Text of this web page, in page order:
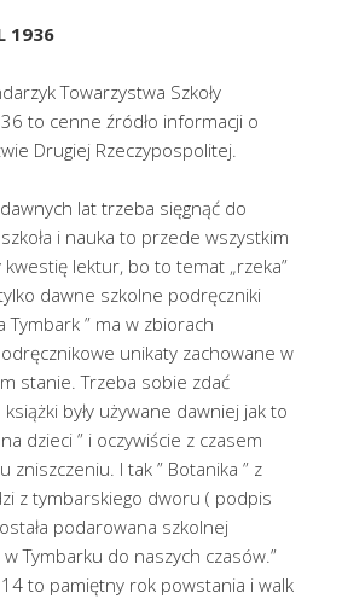
1936
Towarzystwa Szkoły
to cenne źródło informacji o
Drugiej Rzeczypospolitej.
lat trzeba sięgnąć do
i nauka to przede wszystkim
kwestię lektur, bo to temat „rzeka”
dawne szkolne podręczniki
Tymbark ” ma w zbiorach
unikaty zachowane w
stanie. Trzeba sobie zdać
były używane dawniej jak to
dzieci ” i oczywiście z czasem
zniszczeniu. I tak ” Botanika ” z
z tymbarskiego dworu ( podpis
podarowana szkolnej
w Tymbarku do naszych czasów.”
to pamiętny rok powstania i walk